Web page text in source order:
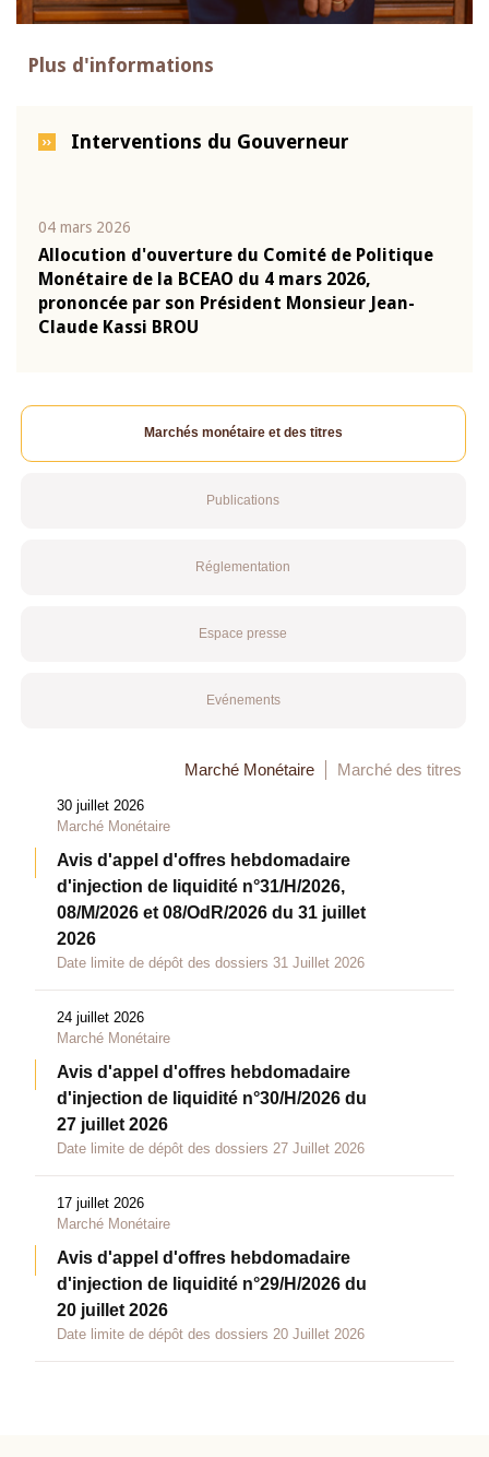
Plus d'informations
Interventions du Gouverneur
04 mars 2026
Allocution d'ouverture du Comité de Politique
Monétaire de la BCEAO du 4 mars 2026,
prononcée par son Président Monsieur Jean-
Claude Kassi BROU
Marchés monétaire et des titres
Publications
Réglementation
Espace presse
Evénements
Marché Monétaire Marché des titres
30 juillet 2026
Marché Monétaire
Avis d'appel d'offres hebdomadaire
d'injection de liquidité n°31/H/2026,
08/M/2026 et 08/OdR/2026 du 31 juillet
2026
Date limite de dépôt des dossiers 31 Juillet 2026
24 juillet 2026
Marché Monétaire
Avis d'appel d'offres hebdomadaire
d'injection de liquidité n°30/H/2026 du
27 juillet 2026
Date limite de dépôt des dossiers 27 Juillet 2026
17 juillet 2026
Marché Monétaire
Avis d'appel d'offres hebdomadaire
d'injection de liquidité n°29/H/2026 du
20 juillet 2026
Date limite de dépôt des dossiers 20 Juillet 2026